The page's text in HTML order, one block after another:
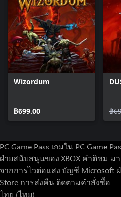
Wizordum
฿699.00 ฿
PC Game Pass เกมใน PC Game
ฝ่ายสนับสนุนของ XBOX คำติชม ม
จากการไวต่อแสง บัญชี Microsoft
Store การส่งคืน ติดตามคำสั่งซื้อ
ไทย (ไทย)